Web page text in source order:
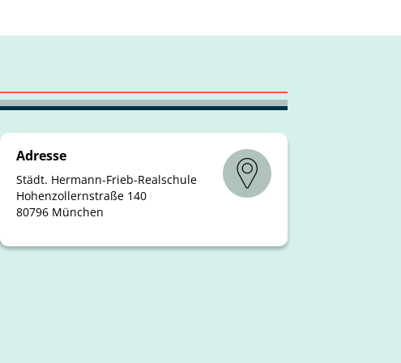
Adresse
Städt. Hermann-Frieb-Realschule
Hohenzollernstraße 140
80796 München